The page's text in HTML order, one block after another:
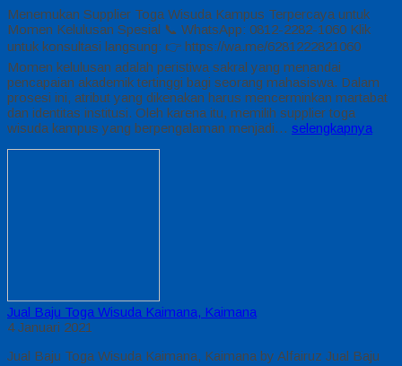
Menemukan Supplier Toga Wisuda Kampus Terpercaya untuk
Momen Kelulusan Spesial 📞 WhatsApp: 0812-2282-1060 Klik
untuk konsultasi langsung: 👉 https://wa.me/6281222821060
Momen kelulusan adalah peristiwa sakral yang menandai
pencapaian akademik tertinggi bagi seorang mahasiswa. Dalam
prosesi ini, atribut yang dikenakan harus mencerminkan martabat
dan identitas institusi. Oleh karena itu, memilih supplier toga
wisuda kampus yang berpengalaman menjadi… selengkapnya
Jual Baju Toga Wisuda Kaimana, Kaimana
4 Januari 2021
Jual Baju Toga Wisuda Kaimana, Kaimana by Alfairuz Jual Baju